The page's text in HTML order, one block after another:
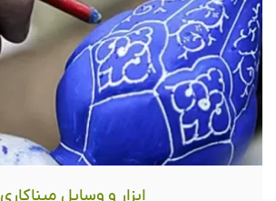
ابزار و وسایل میناکاری